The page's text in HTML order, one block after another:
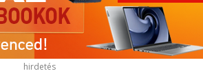
hirdetés